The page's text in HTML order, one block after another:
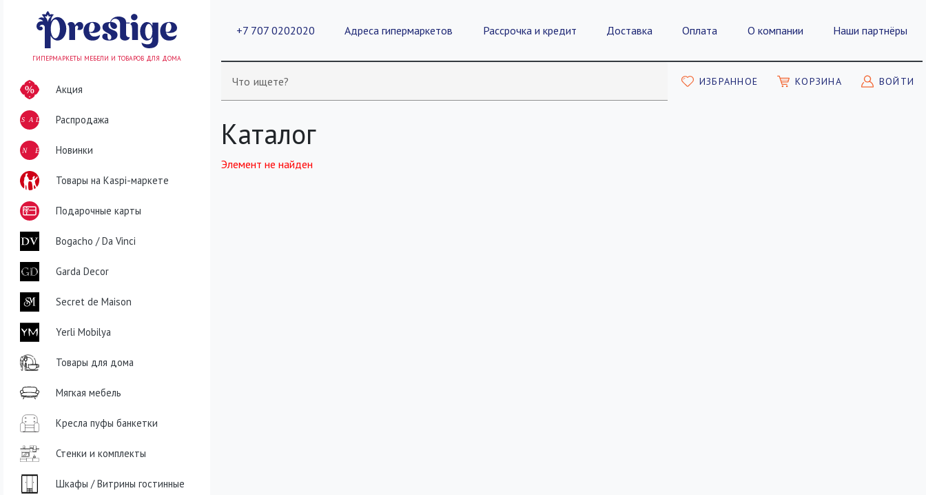
+7 707 0202020 Адреса гипермаркетов Рассрочка и кредит Доставка Оплата О компании Наши партнёры
Что ищете? ИЗБРАННОЕ КОРЗИНА ВОЙТИ
ГИПЕРМАРКЕТЫ МЕБЕЛИ И ТОВАРОВ ДЛЯ ДОМА
Акция
SALE Распродажа
NEWНовинки
Товары на Kaspi-маркете
Подарочные карты
Bogacho / Da Vinci
Garda Decor
Secret de Maison
Yerli Mobilya
Товары для дома
Мягкая мебель
Кресла пуфы банкетки
Стенки и комплекты
Шкафы / Витрины гостинные
Каталог
Элемент не найден